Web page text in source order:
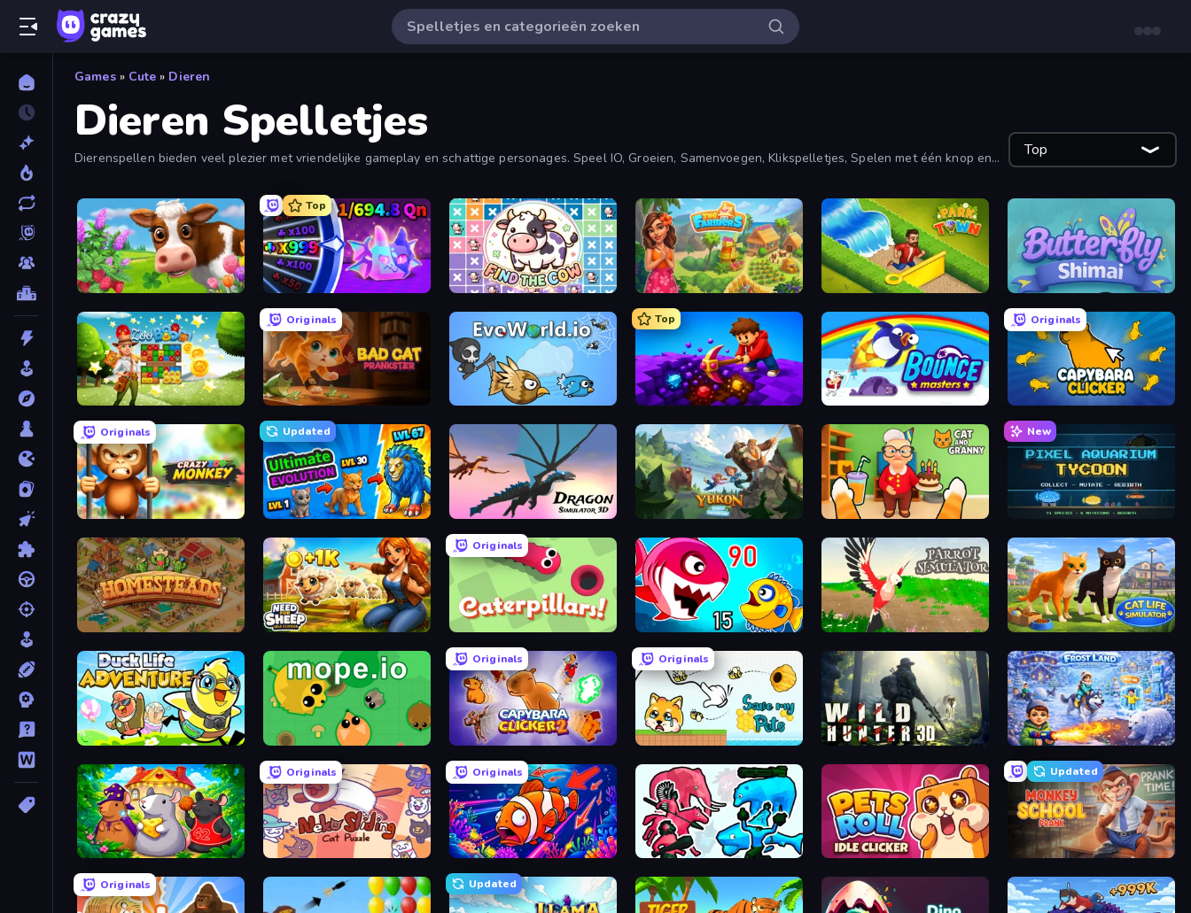
Games » Cute » Dieren
Dieren Spelletjes
Dierenspellen bieden veel plezier met vriendelijke gameplay en schattige personages. Speel IO, Groeien, Samenvoegen, Klikspelletjes, Spelen met één knop en
Top
Country Life Meadows
Top
Meeland.io Find The Cow The Farmers Park Town Butterfly Shimai
Zoo Boom
Originals
Bad Cat Prankster EvoWorld.io (FlyOrDie.io)
Top
Obby: Dig Down Bouncemasters
Originals
Capybara Clicker
Originals
Crazy Zoo Monkey
Updated
Ultimate Evolution Dragon Simulator 3D Yukon: Family Adventure Cat and Granny
New
Pixel Aquarium Tycoon
Homesteads: Dream Farm Need for Sheep: Idle Clicker
Originals
Caterpillars Fish Eat Getting Big Parrot Simulator Cat Life Simulator 3D
Duck Life: Adventure (Demo) Mope.io
Originals
Capybara Clicker 2
Originals
Save My Pets Wild Hunter 3D Frost Land - Snow Survival
Rat's House - Nonogram
Originals
Neko Sliding: Cat Puzzle
Originals
Fish Catch Idle Funny Battle Simulator 2 Pets Roll: Idle Clicker
Updated
Monkey School Prank
Originals Updated